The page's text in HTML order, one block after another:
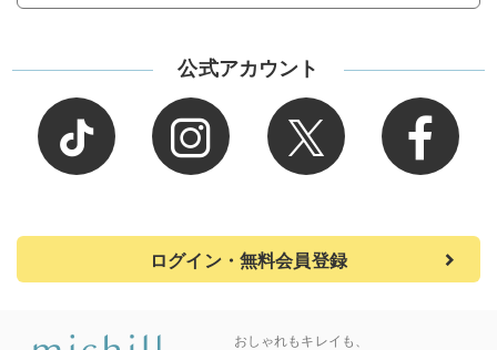
公式アカウント
ログイン・無料会員登録
おしゃれもキレイも、